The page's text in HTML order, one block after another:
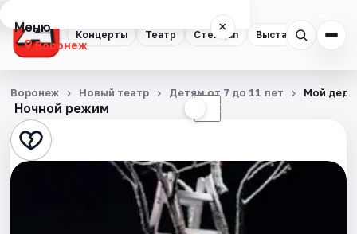
Концерты Театр Стендап Выставки
Меню ×
Воронеж
Концерты
Театр
Стендап
Ночной режим ☾
Воронеж Новый театр Детям от 7 до 11 лет Мой